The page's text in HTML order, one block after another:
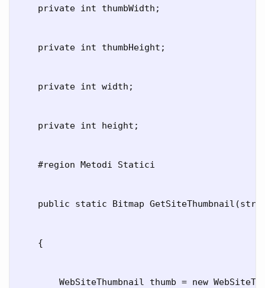
    private int thumbWidth;
    private int thumbHeight;
    private int width;
    private int height;
    #region Metodi Statici
public static Bitmap
    {
WebSiteThumbnail thumb = new